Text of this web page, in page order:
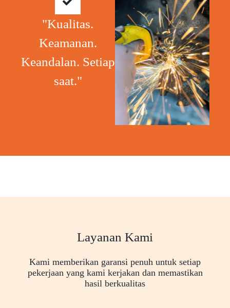
"Kualitas.
Keamanan.
Keandalan. Setiap
saat."
Layanan Kami
Kami memberikan garansi penuh untuk setiap
pekerjaan yang kami kerjakan dan memastikan
hasil berkualitas